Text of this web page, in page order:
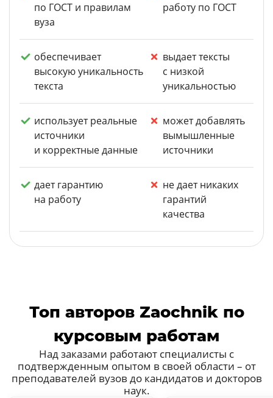
по ГОСТ и правилам
вуза
работу по ГОСТ
обеспечивает
высокую уникальность
текста
выдает тексты
с низкой
уникальностью
использует реальные
источники
и корректные данные
может добавлять
вымышленные
источники
дает гарантию
на работу
не дает никаких
гарантий
качества
Топ авторов Zaochnik по
курсовым работам
Над заказами работают специалисты с
подтвержденным опытом в своей области – от
преподавателей вузов до кандидатов и докторов
наук.